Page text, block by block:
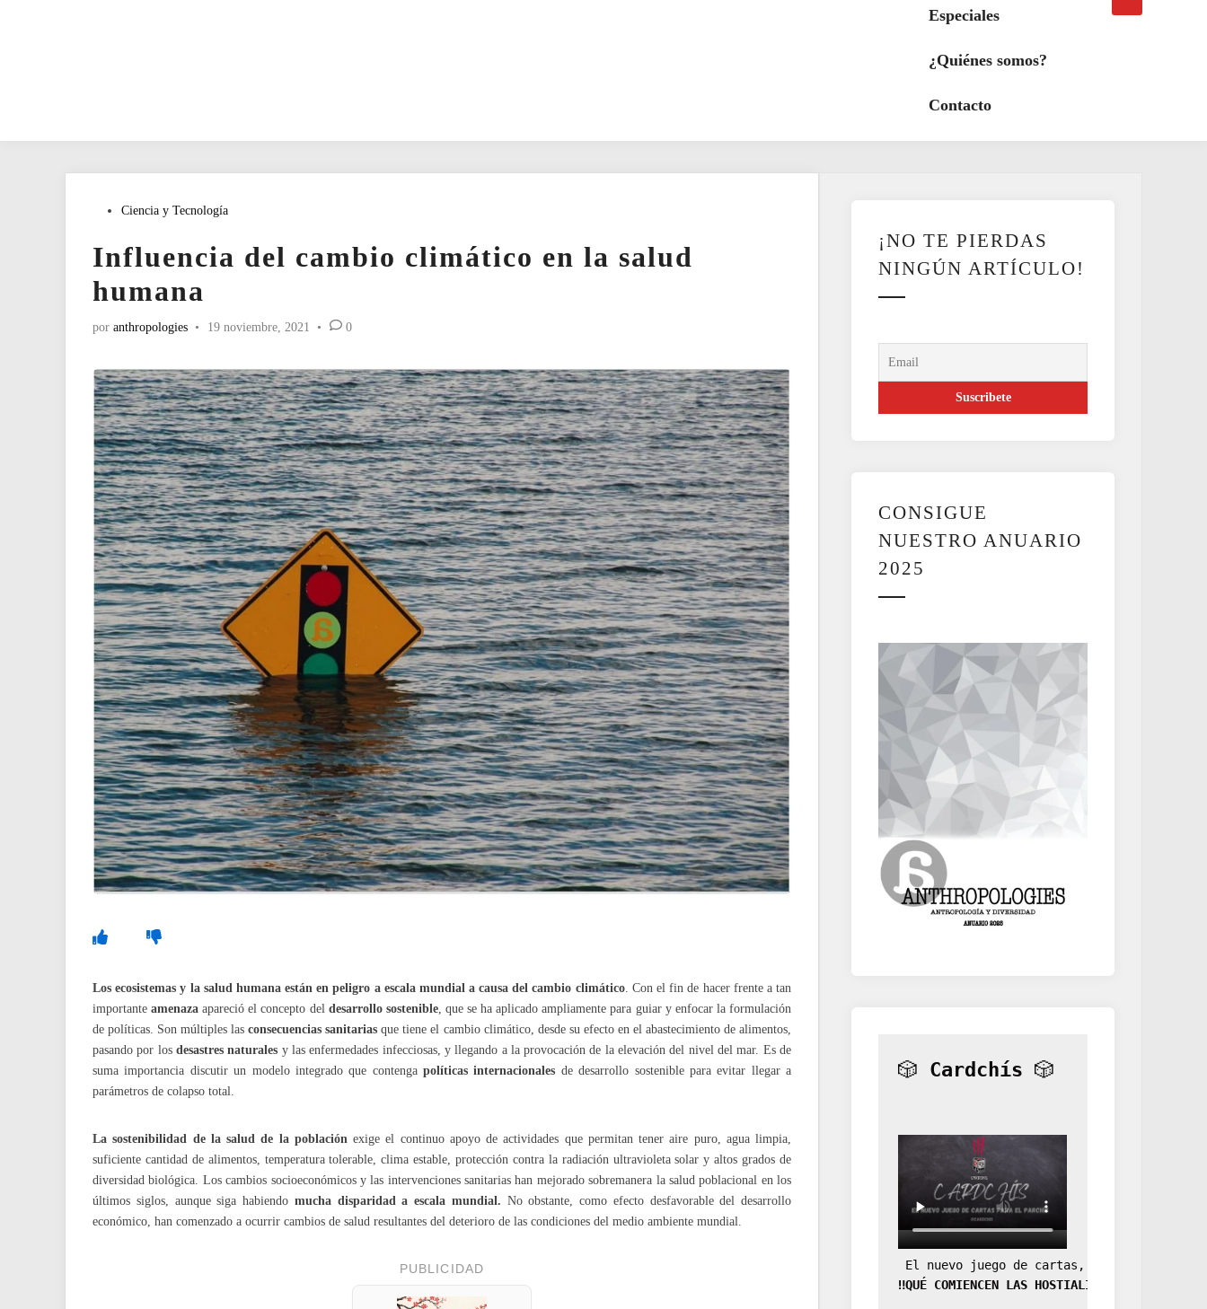
Especiales
¿Quiénes somos?
Contacto
búsqueda
PublicadoCiencia y Tecnología
Influencia del cambio climático en la salud
humana
por anthropologies • 19 noviembre, 2021 • 0
Los ecosistemas y la salud humana están en peligro a escala mundial a causa del cambio climático. Con el fin de hacer frente a tan
importanteamenaza apareció el concepto del desarrollo sostenible, que se ha aplicado ampliamente para guiar y enfocar la formulación
de políticas. Son múltiples lasconsecuencias sanitarias que tiene el cambio climático, desde su efecto en el abastecimiento de alimentos,
pasando por los desastres naturales y las enfermedades infecciosas, y llegando a la provocación de la elevación del nivel del mar. Es de
suma importancia discutir un modelo integrado que contenga políticas internacionales de desarrollo sostenible para evitar llegar a
parámetros de colapso total.
La sostenibilidad de la salud de la poblaciónexige el continuo apoyo de actividades que permitan tener aire puro, agua limpia,
suficiente cantidad de alimentos, temperatura tolerable, clima estable, protección contra la radiación ultravioleta solar y altos grados de
diversidad biológica. Los cambios socioeconómicos y las intervenciones sanitarias han mejorado sobremanera la salud poblacional en los
últimos siglos, aunque siga habiendo mucha disparidad a escala mundial. No obstante, como efecto desfavorable del desarrollo
económico, han comenzado a ocurrir cambios de salud resultantes del deterioro de las condiciones del medio ambiente mundial.
PUBLICIDAD
¡NO TE PIERDAS
NINGÚN ARTÍCULO!
CONSIGUE
NUESTRO ANUARIO
2025
🎲 Cardchís 🎲
El nuevo juego de cartas, la expansión
‼️QUÉ COMIENCEN LAS HOSTIALIDADES‼️